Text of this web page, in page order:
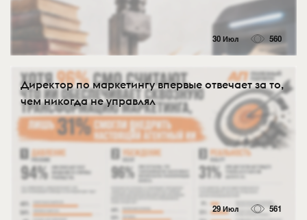
30 Июл 560
Директор по маркетингу впервые отвечает за то,
чем никогда не управлял
29 Июл 561